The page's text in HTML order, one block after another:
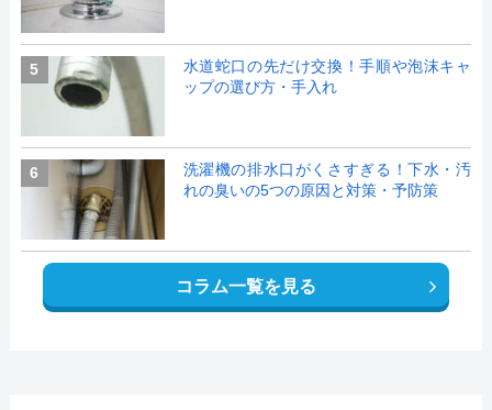
5
水道蛇口の先だけ交換！手順や泡沫キャ
ップの選び方・手入れ
6
洗濯機の排水口がくさすぎる！下水・汚
れの臭いの5つの原因と対策・予防策
コラム一覧を見る